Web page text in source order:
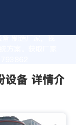
制造厂家，我
方案。获取厂家
设备 详情介